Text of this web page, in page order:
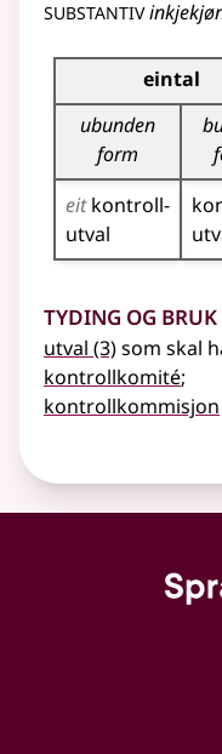
substantiv
Bøyningstabell
eintal
ubunden
form
eitkontroll­
utval
Tyding og bruk
utval (3)som skal
kontrollkomité;
kontrollkommisjon